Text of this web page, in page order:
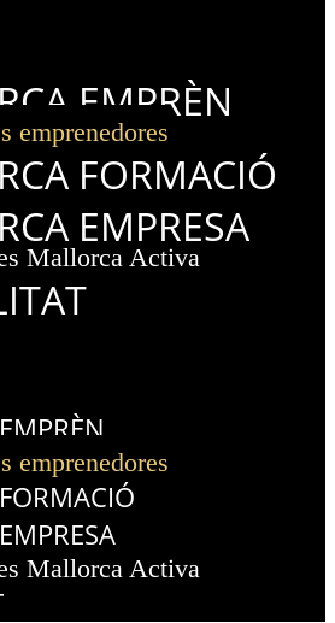
EMPRÈN
emprenedores
FORMACIÓ
EMPRESA
Mallorca Activa
emprenedores
Mallorca Activa